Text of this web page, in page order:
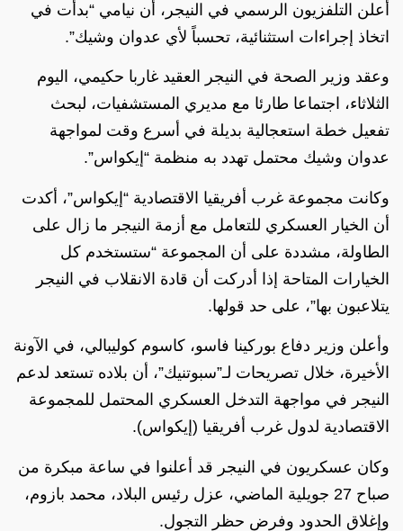
أعلن التلفزيون الرسمي في النيجر، أن نيامي “بدأت في
اتخاذ إجراءات استثنائية، تحسباً لأي عدوان وشيك”.
وعقد وزير الصحة في النيجر العقيد غاربا حكيمي، اليوم
الثلاثاء، اجتماعا طارئا مع مديري المستشفيات، لبحث
تفعيل خطة استعجالية بديلة في أسرع وقت لمواجهة
عدوان وشيك محتمل تهدد به منظمة “إيكواس”.
وكانت مجموعة غرب أفريقيا الاقتصادية “إيكواس”، أكدت
أن الخيار العسكري للتعامل مع أزمة النيجر ما زال على
الطاولة، مشددة على أن المجموعة “ستستخدم كل
الخيارات المتاحة إذا أدركت أن قادة الانقلاب في النيجر
يتلاعبون بها”، على حد قولها.
وأعلن وزير دفاع بوركينا فاسو، كاسوم كوليبالي، في الآونة
الأخيرة، خلال تصريحات لـ”سبوتنيك”، أن بلاده تستعد لدعم
النيجر في مواجهة التدخل العسكري المحتمل للمجموعة
الاقتصادية لدول غرب أفريقيا (إيكواس).
وكان عسكريون في النيجر قد أعلنوا في ساعة مبكرة من
صباح 27 جويلية الماضي، عزل رئيس البلاد، محمد بازوم،
وإغلاق الحدود وفرض حظر التجول.